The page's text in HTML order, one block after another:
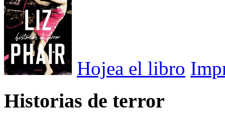
Hojea el libro
Historias de terror